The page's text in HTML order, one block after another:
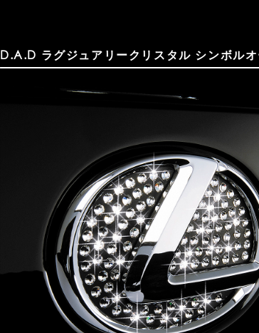
D.A.D ラグジュアリークリスタル シンボルオ